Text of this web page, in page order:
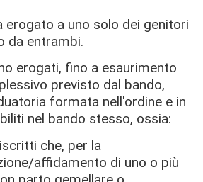
erogato a uno solo dei genitori
da entrambi.
erogati, fino a esaurimento
previsto dal bando,
formata nell'ordine e in
nel bando stesso, ossia:
che, per la
affidamento di uno o più